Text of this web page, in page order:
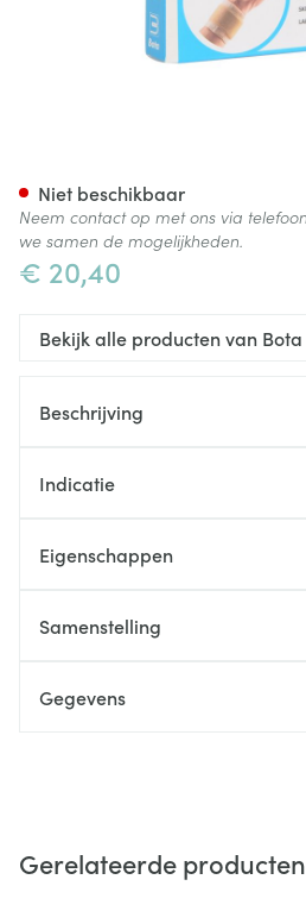
€ 20,40
Niet beschikbaar
Neem contact op met ons via
we samen de mogelijkheden.
Bekijk alle producten van Bota
Beschrijving
Indicatie
Eigenschappen
Samenstelling
Gegevens
Gerelateerde producten